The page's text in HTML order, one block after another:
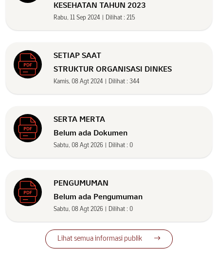
KESEHATAN TAHUN 2023
Rabu, 11 Sep 2024 Dilihat : 215
SETIAP SAAT
STRUKTUR ORGANISASI DINKES
Kamis, 08 Agt 2024 Dilihat : 344
SERTA MERTA
Belum ada Dokumen
Sabtu, 08 Agt 2026 Dilihat : 0
PENGUMUMAN
Belum ada Pengumuman
Sabtu, 08 Agt 2026 Dilihat : 0
Lihat semua informasi publik